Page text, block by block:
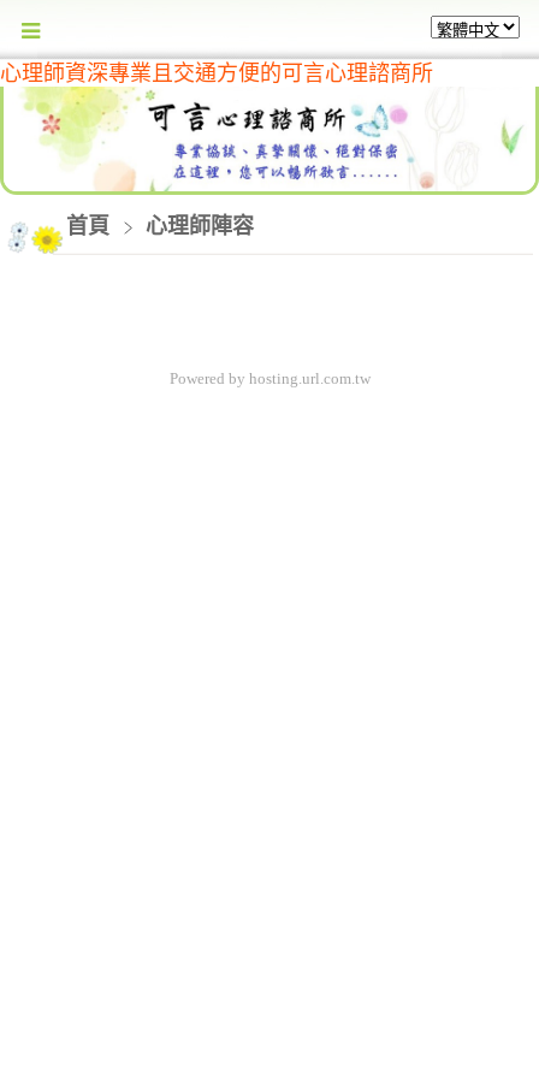
心理師資深專業且交通方便的可言心理諮商所
首頁 心理師陣容
Powered by hosting.url.com.tw